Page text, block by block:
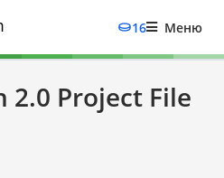
16 Меню
2.0 Project File